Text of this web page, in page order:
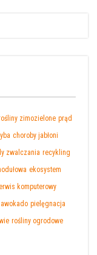
zimozielone prąd
choroby jabłoni
zwalczania recykling
ekosystem
komputerowy
awokado pielęgnacja
rośliny ogrodowe